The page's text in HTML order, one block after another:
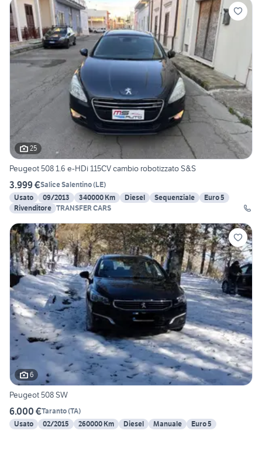
25
Peugeot 508 1.6 e-HDi 115CV cambio robotizzato S&S
3.999 €Salice Salentino(LE)
Usato
09/2013 340000 Km Diesel Sequenziale
Euro 5
Rivenditore TRANSFER CARS
6
Peugeot 508 SW
6.000 €Taranto(TA)
Usato
02/2015 260000 Km Diesel Manuale Euro 5